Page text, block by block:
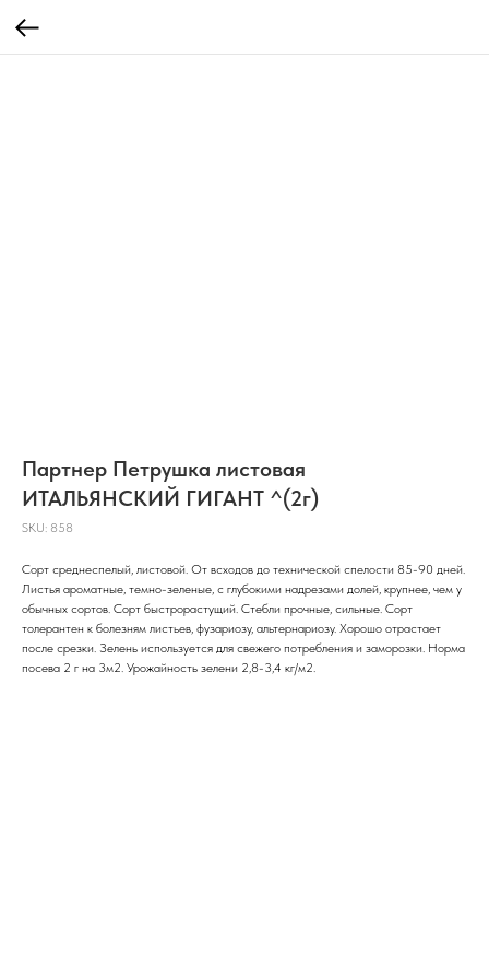
Партнер Петрушка листовая
ИТАЛЬЯНСКИЙ ГИГАНТ ^(2г)
SKU: 858
Сорт среднеспелый, листовой. От всходов до технической спелости 85-90 дней.
Листья ароматные, темно-зеленые, с глубокими надрезами долей, крупнее, чем у
обычных сортов. Сорт быстрорастущий. Стебли прочные, сильные. Сорт
толерантен к болезням листьев, фузариозу, альтернариозу. Хорошо отрастает
после срезки. Зелень используется для свежего потребления и заморозки. Норма
посева 2 г на 3м2. Урожайность зелени 2,8-3,4 кг/м2.